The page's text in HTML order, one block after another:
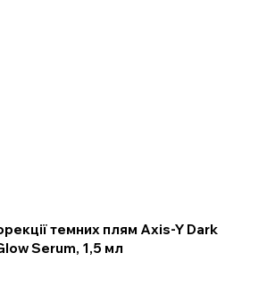
темних плям Axis-Y Dark
Serum, 1,5 мл